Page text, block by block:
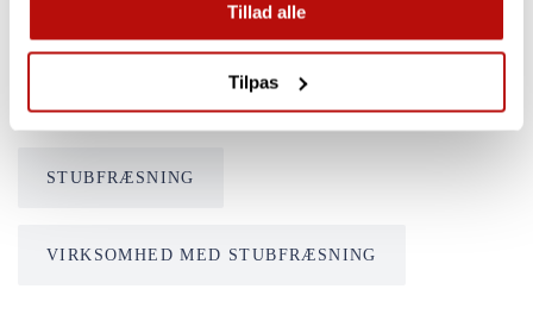
Tillad alle
Tilpas
MARIO GRASSMANN NYHEDER
STUBFRÆSNING
VIRKSOMHED MED STUBFRÆSNING